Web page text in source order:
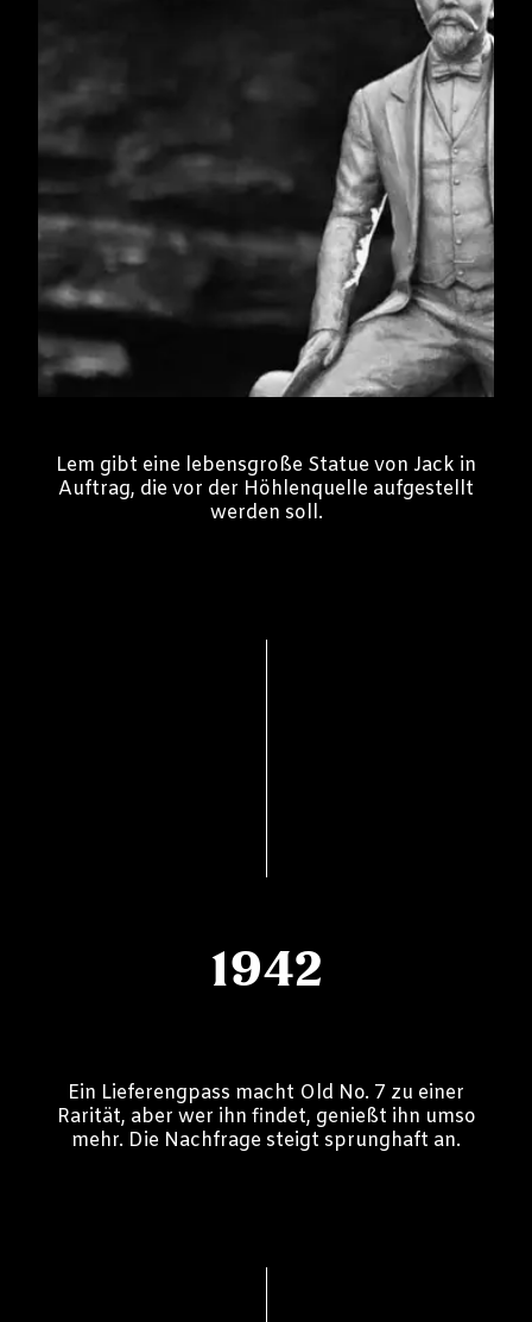
Lem gibt eine lebensgroße Statue von Jack in
Auftrag, die vor der Höhlenquelle aufgestellt
werden soll.
1942
Ein Lieferengpass macht Old No. 7 zu einer
Rarität, aber wer ihn findet, genießt ihn umso
mehr. Die Nachfrage steigt sprunghaft an.